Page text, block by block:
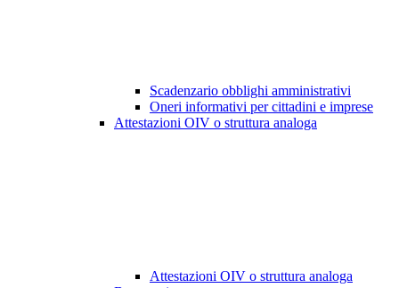
Scadenzario obblighi amministrativi
Oneri informativi per cittadini e imprese
Attestazioni OIV o struttura analoga
Attestazioni OIV o struttura analoga